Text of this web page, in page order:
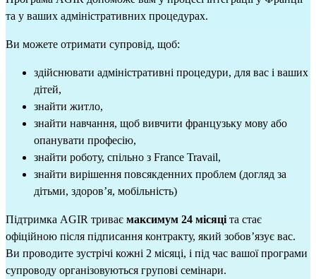
та у ваших адміністративних процедурах.
Ви можете отримати супровід, щоб:
здійснювати адміністративні процедури, для вас і ваших
дітей,
знайти житло,
знайти навчання, щоб вивчити французьку мову або
опанувати професію,
знайти роботу, спільно з France Travail,
знайти вирішення повсякденних проблем (догляд за
дітьми, здоров’я, мобільність)
Підтримка AGIR триває максимум 24 місяціта стає
офіційною після підписання контракту, який зобов’язує вас.
Ви проводите зустрічі кожні 2 місяці, і під час вашої програми
супроводу організовуються групові семінари.